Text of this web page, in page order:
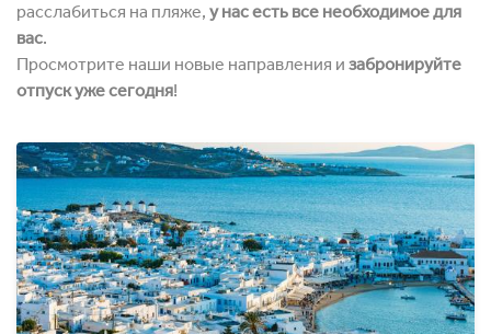
расслабиться на пляже, у нас есть все необходимое для
вас.
Просмотрите наши новые направления и забронируйте
отпуск уже сегодня!